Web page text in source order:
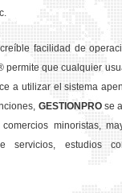
facilidad de
permite que cualquier
a utilizar el sistema
GESTION PROse
minoristas,
servicios, estudios